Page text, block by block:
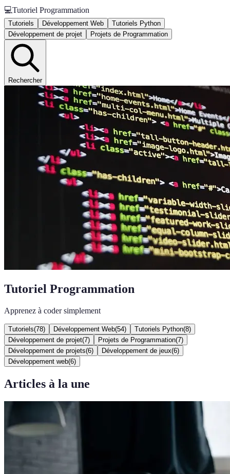
💻Tutoriel Programmation
Tutoriels Développement Web
Tutoriels Python
Développement de projet
Projets de Programmation
Rechercher
Tutoriel Programmation
Apprenez à coder simplement
Tutoriels(78) Développement Web(54) Tutoriels Python(8)
Développement de projet(7) Projets de Programmation(7)
Développement de projets(6) Développement de jeux(6)
Développement web(6)
Articles à la une